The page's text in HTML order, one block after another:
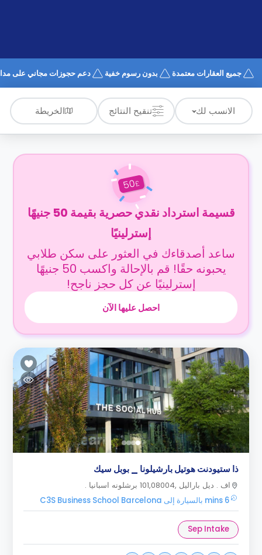
كيف
تعمل؟
الأسئلة
الشائعة
جميع العقارات معتمدة بدون رسوم خفية دعم حجوزات مجاني على مدار
الانسب لك تنقيح النتائج الخريطة
£
50
قسيمة استرداد نقدي حصرية بقيمة 50 جنيهًا
إسترلينيًا
ساعد أصدقاءك في العثور على سكن طلابي
يحبونه حقًا! قم بالإحالة واكسب 50 جنيهًا
إسترلينيًا عن كل حجز ناجح!
احصل عليها الآن
ذا ستيودنت هوتيل بارشيلونا _ بوبل سيك
اف . ديل باراليل ,101,08004 برشلونه اسبانيا .
6 mins بالسيارة إلى C3S Business School Barcelona
Sep Intake